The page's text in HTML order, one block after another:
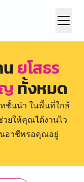
ยโสธร
ทั้งหมด
ชั้นนำ ในพื้นที่ใกล้
ยให้คุณได้งานไว
นอาชีพรอคุณอยู่